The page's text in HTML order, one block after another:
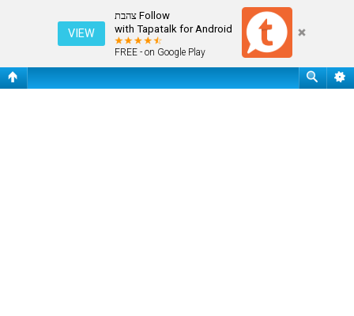
Follow צהבת
with Tapatalk for Android
FREE - on Google Play
VIEW
התחבר